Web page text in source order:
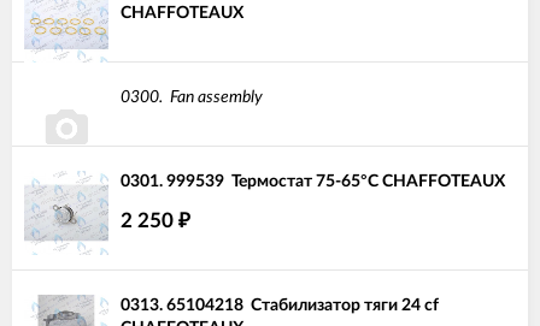
CHAFFOTEAUX
0300. Fan assembly
0301. 999539 Термостат 75-65°C CHAFFOTEAUX
2 250 ₽
0313. 65104218 Стабилизатор тяги 24 cf